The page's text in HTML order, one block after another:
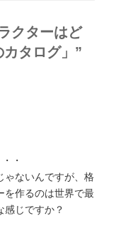
クターはど
タログ」”
・
ゃないんですが、格
を作るのは世界で最
感じですか？